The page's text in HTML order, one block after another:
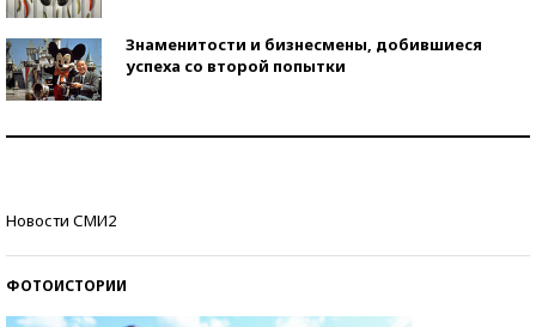
Знаменитости и бизнесмены, добившиеся
успеха со второй попытки
Новости СМИ2
ФОТОИСТОРИИ